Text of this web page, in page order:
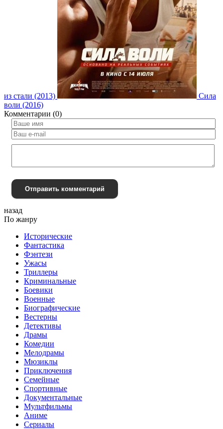
из стали (2013)
Сила
воли (2016)
Комментарии (0)
Отправить комментарий
назад
По жанру
Исторические
Фантастика
Фэнтези
Ужасы
Триллеры
Криминальные
Боевики
Военные
Биографические
Вестерны
Детективы
Драмы
Комедии
Мелодрамы
Мюзиклы
Приключения
Семейные
Спортивные
Документальные
Мультфильмы
Аниме
Сериалы